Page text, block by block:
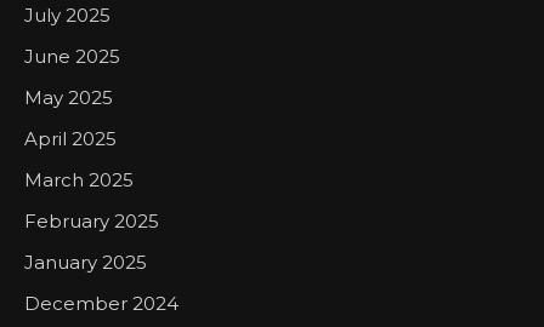
July 2025
June 2025
May 2025
April 2025
March 2025
February 2025
January 2025
December 2024